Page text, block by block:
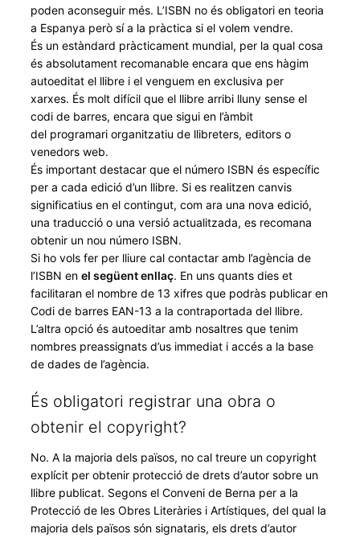
poden aconseguir més. L’ISBN no és obligatori en teoria
a Espanya però sí a la pràctica si el volem vendre.
És un estàndard pràcticament mundial, per la qual cosa
és absolutament recomanable encara que ens hàgim
autoeditat el llibre i el venguem en exclusiva per
xarxes. És molt difícil que el llibre arribi lluny sense el
codi de barres, encara que sigui en l’àmbit
del programari organitzatiu de llibreters, editors o
venedors web.
És important destacar que el número ISBN és específic
per a cada edició d’un llibre. Si es realitzen canvis
significatius en el contingut, com ara una nova edició,
una traducció o una versió actualitzada, es recomana
obtenir un nou número ISBN.
Si ho vols fer per lliure cal contactar amb l’agència de
l’ISBN en el següent enllaç. En uns quants dies et
facilitaran el nombre de 13 xifres que podràs publicar en
Codi de barres EAN-13 a la contraportada del llibre.
L’altra opció és autoeditar amb nosaltres que tenim
nombres preassignats d’us immediat i accés a la base
de dades de l’agència.
És obligatori registrar una obra o
obtenir el copyright?
No. A la majoria dels països, no cal treure un copyright
explícit per obtenir protecció de drets d’autor sobre un
llibre publicat. Segons el Conveni de Berna per a la
Protecció de les Obres Literàries i Artístiques, del qual la
majoria dels països són signataris, els drets d’autor